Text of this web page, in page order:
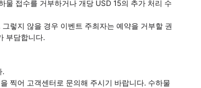
접수를 거부하거나 개당 USD 15의 추가 처리 수
렇지 않을 경우 이벤트 주최자는 예약을 거부할 권
부담합니다.
.
찍어 고객센터로 문의해 주시기 바랍니다. 수하물